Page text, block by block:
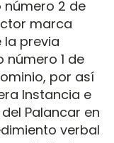
número 2 de
marca
la previa
1 de
por así
Instancia e
Palancar en
verbal